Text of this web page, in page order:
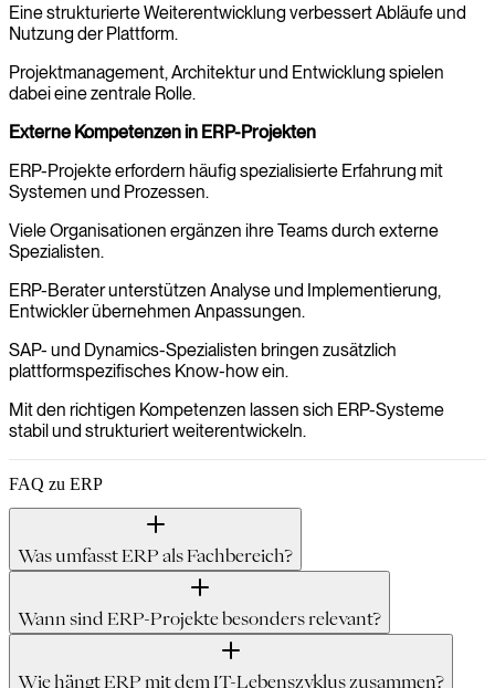
Eine strukturierte Weiterentwicklung verbessert Abläufe und
Nutzung der Plattform.
Projektmanagement, Architektur und Entwicklung spielen
dabei eine zentrale Rolle.
Externe Kompetenzen in ERP-Projekten
ERP-Projekte erfordern häufig spezialisierte Erfahrung mit
Systemen und Prozessen.
Viele Organisationen ergänzen ihre Teams durch externe
Spezialisten.
ERP-Berater unterstützen Analyse und Implementierung,
Entwickler übernehmen Anpassungen.
SAP- und Dynamics-Spezialisten bringen zusätzlich
plattformspezifisches Know-how ein.
Mit den richtigen Kompetenzen lassen sich ERP-Systeme
stabil und strukturiert weiterentwickeln.
FAQ zu ERP
Was umfasst ERP als Fachbereich?
Wann sind ERP-Projekte besonders relevant?
Wie hängt ERP mit dem IT-Lebenszyklus zusammen?